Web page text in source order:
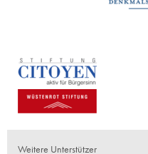
Weitere Unterstützer